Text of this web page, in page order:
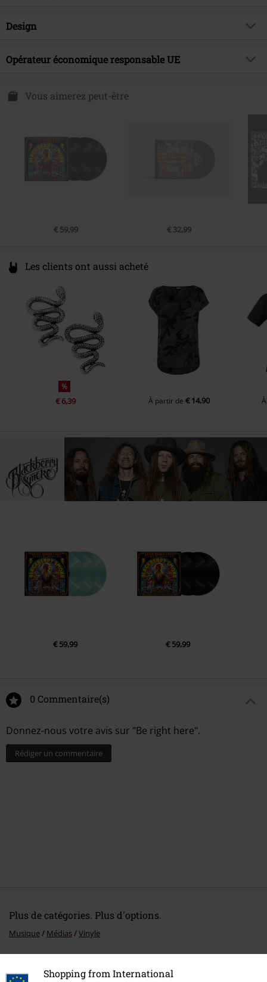
Shopping from International
Article n°.
Genre (musique)
Country
Artiste
Design
Catégorie de produit
Opérateur économique responsable UE
Langenhorner Chaussee 602
Vous aimerez peut-être
€ 59,99 € 32,99
Les clients ont aussi acheté
%
€ 6,39 À partir de € 14,90
€ 59,99 € 59,99
0 Commentaire(s)
Donnez-nous votre avis sur "Be right here".
Rédiger un commentaire
Plus de catégories. Plus d'options.
Musique Médias Vinyle
Promos % Médias Vinyl